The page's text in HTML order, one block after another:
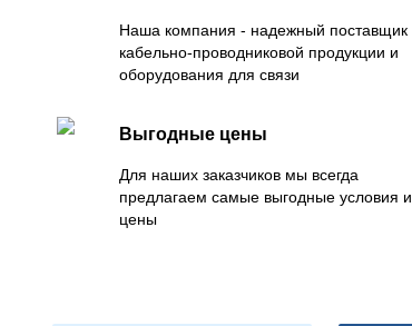
Наша компания - надежный поставщик
кабельно-проводниковой продукции и
оборудования для связи
Выгодные цены
Для наших заказчиков мы всегда
предлагаем самые выгодные условия и
цены